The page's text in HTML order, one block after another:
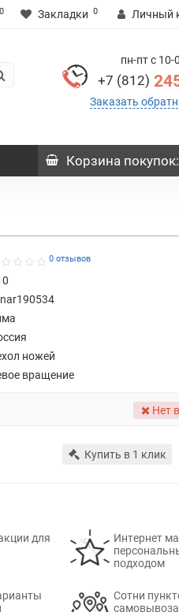
0 Закладки 0 Личный
пн-пт с 10-
+7 (812)
Заказать
Корзина покупок
0 отзывов
ножей
вращение
Нет
Купить в 1 клик
для
Интернет
подходом
Сотни
самовывоза